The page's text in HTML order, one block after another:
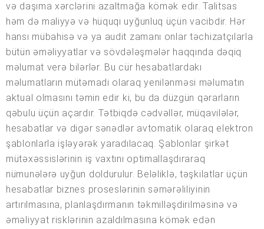
və daşıma xərclərini azaltmağa kömək edir. Talitsas
həm də maliyyə və hüquqi uyğunluq üçün vacibdir. Hər
hansı mübahisə və ya audit zamanı onlar təchizatçılarla
bütün əməliyyatlar və sövdələşmələr haqqında dəqiq
məlumat verə bilərlər. Bu cür hesabatlardakı
məlumatların mütəmadi olaraq yenilənməsi məlumatın
aktual olmasını təmin edir ki, bu da düzgün qərarların
qəbulu üçün açardır. Tətbiqdə cədvəllər, müqavilələr,
hesabatlar və digər sənədlər avtomatik olaraq elektron
şablonlarla işləyərək yaradılacaq. Şablonlar şirkət
mütəxəssislərinin iş vaxtını optimallaşdıraraq
nümunələrə uyğun doldurulur. Beləliklə, təşkilatlar üçün
hesabatlar biznes proseslərinin səmərəliliyinin
artırılmasına, planlaşdırmanın təkmilləşdirilməsinə və
əməliyyat risklərinin azaldılmasına kömək edən